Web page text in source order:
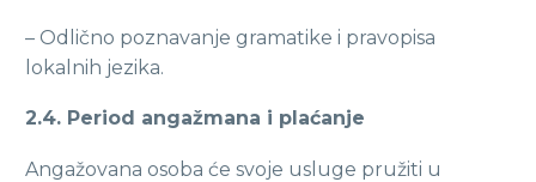
– Odlično poznavanje gramatike i pravopisa
lokalnih jezika.
2.4. Period angažmana i plaćanje
Angažovana osoba će svoje usluge pružiti u